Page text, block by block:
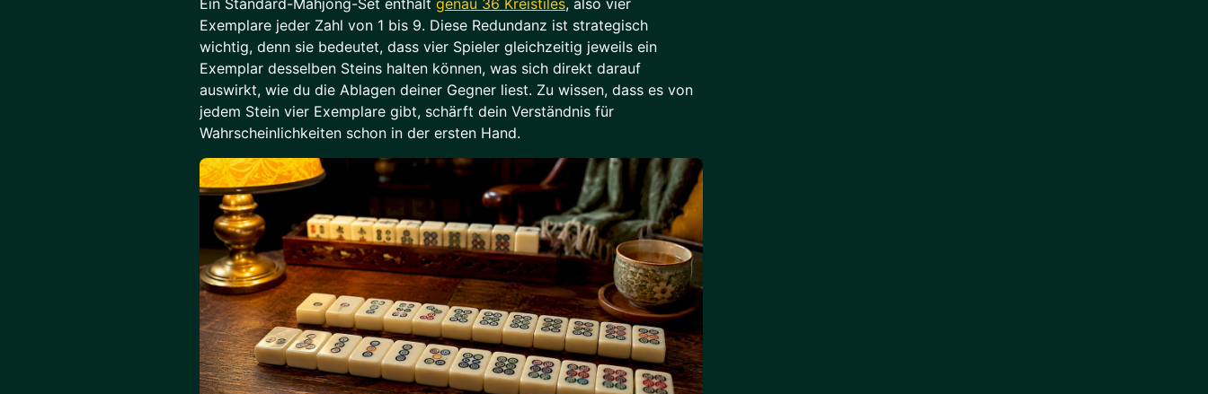
Ein Standard-Mahjong-Set enthält genau 36 Kreistiles, also vier
Exemplare jeder Zahl von 1 bis 9. Diese Redundanz ist strategisch
wichtig, denn sie bedeutet, dass vier Spieler gleichzeitig jeweils ein
Exemplar desselben Steins halten können, was sich direkt darauf
auswirkt, wie du die Ablagen deiner Gegner liest. Zu wissen, dass es von
jedem Stein vier Exemplare gibt, schärft dein Verständnis für
Wahrscheinlichkeiten schon in der ersten Hand.